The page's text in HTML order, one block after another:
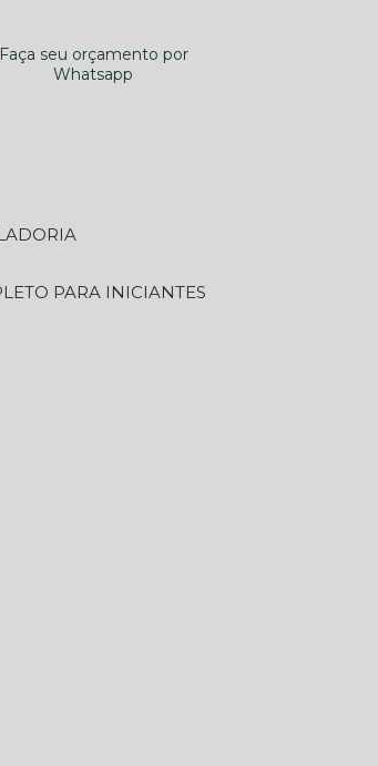
Faça seu orçamento por
Whatsapp
PARA INICIANTES